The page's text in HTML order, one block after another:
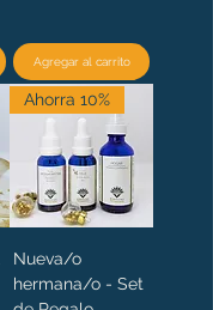
Agregar al carrito
Ahorra 10%
Nueva/o
hermana/o - Set